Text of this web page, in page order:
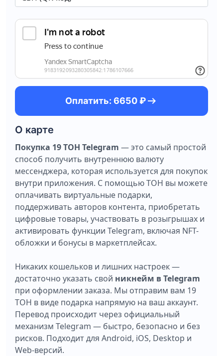
Оплатить: 6650 ₽arrow_right_alt
О карте
Покупка 19 ТОН Telegram — это самый простой
способ получить внутреннюю валюту
мессенджера, которая используется для покупок
внутри приложения. С помощью ТОН вы можете
оплачивать виртуальные подарки,
поддерживать авторов контента, приобретать
цифровые товары, участвовать в розыгрышах и
активировать функции Telegram, включая NFT-
обложки и бонусы в маркетплейсах.
Никаких кошельков и лишних настроек —
достаточно указать свой никнейм в Telegram
при оформлении заказа. Мы отправим вам 19
ТОН в виде подарка напрямую на ваш аккаунт.
Перевод происходит через официальный
механизм Telegram — быстро, безопасно и без
рисков. Подходит для Android, iOS, Desktop и
Web-версий.